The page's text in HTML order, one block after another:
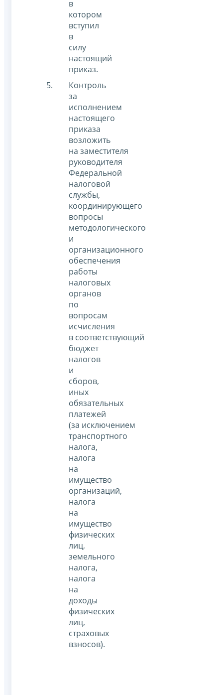
в
котором
вступил
в
силу
настоящий
приказ.
Контроль
за
исполнением
настоящего
приказа
возложить
на заместителя
руководителя
Федеральной
налоговой
службы,
координирующего
вопросы
методологического
и
организационного
обеспечения
работы
налоговых
органов
по
вопросам
исчисления
в соответствующий
бюджет
налогов
и
сборов,
иных
обязательных
платежей
(за исключением
транспортного
налога,
налога
на
имущество
организаций,
налога
на
имущество
физических
лиц,
земельного
налога,
налога
на
доходы
физических
лиц,
страховых
взносов).